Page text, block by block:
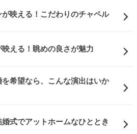
映える！こだわりのチャペル
える！眺めの良さが魅力
希望なら、こんな演出はいか
婚式でアットホームなひととき